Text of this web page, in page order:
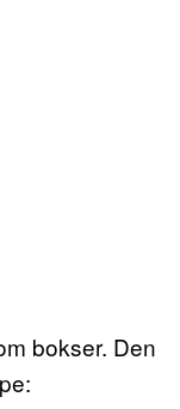
bokser. Den